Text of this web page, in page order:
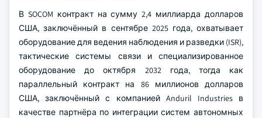
В SOCOM контракт на сумму 2,4 миллиарда долларов
США, заключённый в сентябре 2025 года, охватывает
оборудование для ведения наблюдения и разведки (ISR),
тактические системы связи и специализированное
оборудование до октября 2032 года, тогда как
параллельный контракт на 86 миллионов долларов
США, заключённый с компанией Anduril Industries в
качестве партнёра по интеграции систем автономных